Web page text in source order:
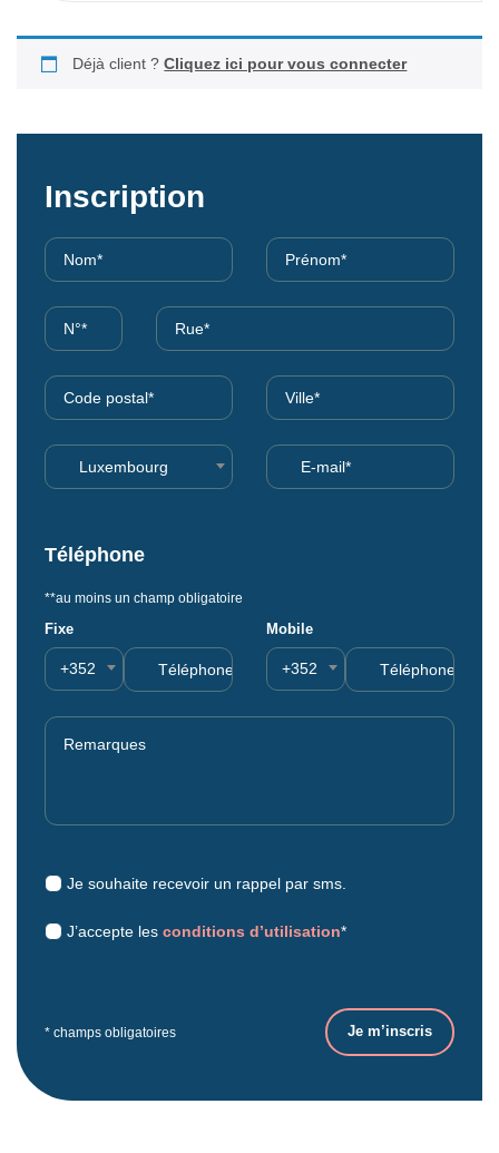
Déjà client ?Cliquez ici pour vous connecter
Inscription
Luxembourg
Téléphone
**au moins un champ obligatoire
Fixe
+352
Mobile
+352
Je souhaite recevoir un rappel par sms.
J’accepte les conditions d’utilisation*
* champs obligatoires